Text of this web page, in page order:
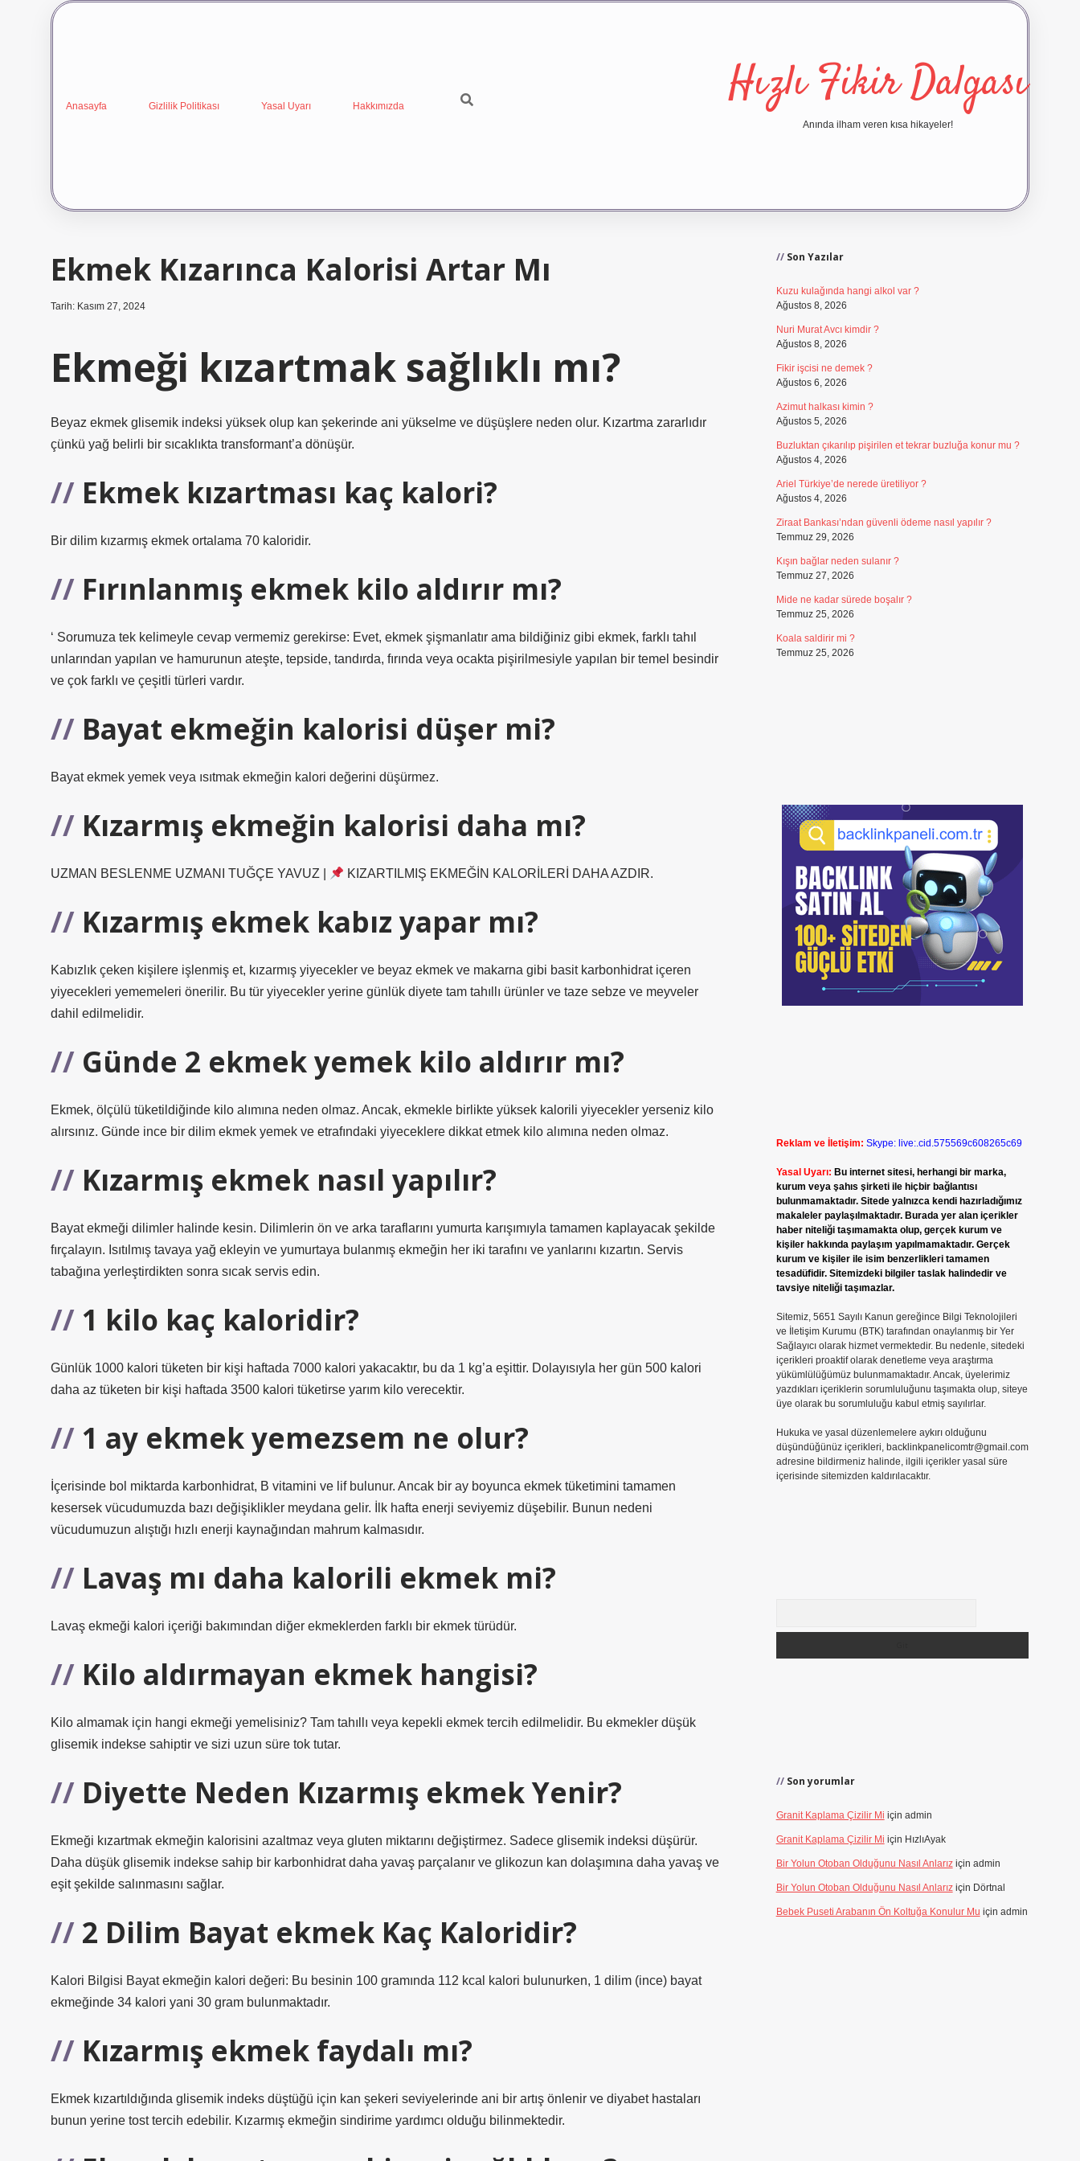
Anasayfa Gizlilik Politikası Yasal Uyarı Hakkımızda Hızlı Fikir Dalgası
Anında ilham veren kısa hikayeler!
Ekmek Kızarınca Kalorisi Artar Mı
Tarih: Kasım 27, 2024
Ekmeği kızartmak sağlıklı mı?
Beyaz ekmek glisemik indeksi yüksek olup kan şekerinde ani yükselme ve düşüşlere neden olur. Kızartma zararlıdır
çünkü yağ belirli bir sıcaklıkta transformant’a dönüşür.
Ekmek kızartması kaç kalori?
Bir dilim kızarmış ekmek ortalama 70 kaloridir.
Fırınlanmış ekmek kilo aldırır mı?
‘ Sorumuza tek kelimeyle cevap vermemiz gerekirse: Evet, ekmek şişmanlatır ama bildiğiniz gibi ekmek, farklı tahıl
unlarından yapılan ve hamurunun ateşte, tepside, tandırda, fırında veya ocakta pişirilmesiyle yapılan bir temel besindir
ve çok farklı ve çeşitli türleri vardır.
Bayat ekmeğin kalorisi düşer mi?
Bayat ekmek yemek veya ısıtmak ekmeğin kalori değerini düşürmez.
Kızarmış ekmeğin kalorisi daha mı?
UZMAN BESLENME UZMANI TUĞÇE YAVUZ | KIZARTILMIŞ EKMEĞİN KALORİLERİ DAHA AZDIR.
Kızarmış ekmek kabız yapar mı?
Kabızlık çeken kişilere işlenmiş et, kızarmış yiyecekler ve beyaz ekmek ve makarna gibi basit karbonhidrat içeren
yiyecekleri yememeleri önerilir. Bu tür yiyecekler yerine günlük diyete tam tahıllı ürünler ve taze sebze ve meyveler
dahil edilmelidir.
Günde 2 ekmek yemek kilo aldırır mı?
Ekmek, ölçülü tüketildiğinde kilo alımına neden olmaz. Ancak, ekmekle birlikte yüksek kalorili yiyecekler yerseniz kilo
alırsınız. Günde ince bir dilim ekmek yemek ve etrafındaki yiyeceklere dikkat etmek kilo alımına neden olmaz.
Kızarmış ekmek nasıl yapılır?
Bayat ekmeği dilimler halinde kesin. Dilimlerin ön ve arka taraflarını yumurta karışımıyla tamamen kaplayacak şekilde
fırçalayın. Isıtılmış tavaya yağ ekleyin ve yumurtaya bulanmış ekmeğin her iki tarafını ve yanlarını kızartın. Servis
tabağına yerleştirdikten sonra sıcak servis edin.
1 kilo kaç kaloridir?
Günlük 1000 kalori tüketen bir kişi haftada 7000 kalori yakacaktır, bu da 1 kg’a eşittir. Dolayısıyla her gün 500 kalori
daha az tüketen bir kişi haftada 3500 kalori tüketirse yarım kilo verecektir.
1 ay ekmek yemezsem ne olur?
İçerisinde bol miktarda karbonhidrat, B vitamini ve lif bulunur. Ancak bir ay boyunca ekmek tüketimini tamamen
kesersek vücudumuzda bazı değişiklikler meydana gelir. İlk hafta enerji seviyemiz düşebilir. Bunun nedeni
vücudumuzun alıştığı hızlı enerji kaynağından mahrum kalmasıdır.
Lavaş mı daha kalorili ekmek mi?
Lavaş ekmeği kalori içeriği bakımından diğer ekmeklerden farklı bir ekmek türüdür.
Kilo aldırmayan ekmek hangisi?
Kilo almamak için hangi ekmeği yemelisiniz? Tam tahıllı veya kepekli ekmek tercih edilmelidir. Bu ekmekler düşük
glisemik indekse sahiptir ve sizi uzun süre tok tutar.
Diyette Neden Kızarmış ekmek Yenir?
Ekmeği kızartmak ekmeğin kalorisini azaltmaz veya gluten miktarını değiştirmez. Sadece glisemik indeksi düşürür.
Daha düşük glisemik indekse sahip bir karbonhidrat daha yavaş parçalanır ve glikozun kan dolaşımına daha yavaş ve
eşit şekilde salınmasını sağlar.
2 Dilim Bayat ekmek Kaç Kaloridir?
Kalori Bilgisi Bayat ekmeğin kalori değeri: Bu besinin 100 gramında 112 kcal kalori bulunurken, 1 dilim (ince) bayat
ekmeğinde 34 kalori yani 30 gram bulunmaktadır.
Kızarmış ekmek faydalı mı?
Ekmek kızartıldığında glisemik indeks düştüğü için kan şekeri seviyelerinde ani bir artış önlenir ve diyabet hastaları
bunun yerine tost tercih edebilir. Kızarmış ekmeğin sindirime yardımcı olduğu bilinmektedir.
Son Yazılar
Kuzu kulağında hangi alkol var ?
Ağustos 8, 2026
Nuri Murat Avcı kimdir ?
Ağustos 8, 2026
Fikir işcisi ne demek ?
Ağustos 6, 2026
Azimut halkası kimin ?
Ağustos 5, 2026
Buzluktan çıkarılıp pişirilen et tekrar buzluğa konur mu ?
Ağustos 4, 2026
Ariel Türkiye’de nerede üretiliyor ?
Ağustos 4, 2026
Ziraat Bankası’ndan güvenli ödeme nasıl yapılır ?
Temmuz 29, 2026
Kışın bağlar neden sulanır ?
Temmuz 27, 2026
Mide ne kadar sürede boşalır ?
Temmuz 25, 2026
Koala saldirir mi ?
Temmuz 25, 2026
Reklam ve İletişim: Skype: live:.cid.575569c608265c69
Yasal Uyarı: Bu internet sitesi, herhangi bir marka,
kurum veya şahıs şirketi ile hiçbir bağlantısı
bulunmamaktadır. Sitede yalnızca kendi hazırladığımız
makaleler paylaşılmaktadır. Burada yer alan içerikler
haber niteliği taşımamakta olup, gerçek kurum ve
kişiler hakkında paylaşım yapılmamaktadır. Gerçek
kurum ve kişiler ile isim benzerlikleri tamamen
tesadüfidir. Sitemizdeki bilgiler taslak halindedir ve
tavsiye niteliği taşımazlar.
Sitemiz, 5651 Sayılı Kanun gereğince Bilgi Teknolojileri
ve İletişim Kurumu (BTK) tarafından onaylanmış bir Yer
Sağlayıcı olarak hizmet vermektedir. Bu nedenle, sitedeki
içerikleri proaktif olarak denetleme veya araştırma
yükümlülüğümüz bulunmamaktadır. Ancak, üyelerimiz
yazdıkları içeriklerin sorumluluğunu taşımakta olup, siteye
üye olarak bu sorumluluğu kabul etmiş sayılırlar.
Hukuka ve yasal düzenlemelere aykırı olduğunu
düşündüğünüz içerikleri, backlinkpanelicomtr@gmail.com
adresine bildirmeniz halinde, ilgili içerikler yasal süre
içerisinde sitemizden kaldırılacaktır.
Son yorumlar
Granit Kaplama Çizilir Mi için admin
Granit Kaplama Çizilir Mi için HızlıAyak
Bir Yolun Otoban Olduğunu Nasıl Anlarıziçin admin
Bir Yolun Otoban Olduğunu Nasıl Anlarıziçin Dörtnal
Bebek Puseti Arabanın Ön Koltuğa Konulur Mu için admin